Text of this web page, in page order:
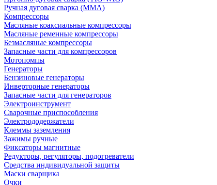
Ручная дуговая сварка (MMA)
Компрессоры
Масляные коаксиальные компрессоры
Масляные ременные компрессоры
Безмасляные компрессоры
Запасные части для компрессоров
Мотопомпы
Генераторы
Бензиновые генераторы
Инверторные генераторы
Запасные части для генераторов
Электроинструмент
Сварочные приспособления
Электрододержатели
Клеммы заземления
Зажимы ручные
Фиксаторы магнитные
Редукторы, регуляторы, подогреватели
Средства индивидуальной защиты
Маски сварщика
Очки